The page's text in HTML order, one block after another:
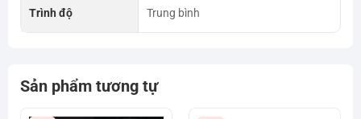
Trình độ Trung bình
Sản phẩm tương tự